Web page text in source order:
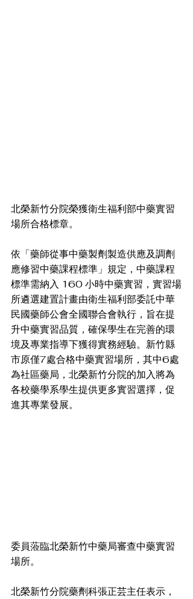
北榮新竹分院榮獲衛生福利部中藥實習
場所合格標章。
依「藥師從事中藥製劑製造供應及調劑
應修習中藥課程標準」規定，中藥課程
標準需納入 160 小時中藥實習，實習場
所遴選建置計畫由衛生福利部委託中華
民國藥師公會全國聯合會執行，旨在提
升中藥實習品質，確保學生在完善的環
境及專業指導下獲得實務經驗。新竹縣
市原僅7處合格中藥實習場所，其中6處
為社區藥局，北榮新竹分院的加入將為
各校藥學系學生提供更多實習選擇，促
進其專業發展。
委員蒞臨北榮新竹中藥局審查中藥實習
場所。
北榮新竹分院藥劑科張正芸主任表示，